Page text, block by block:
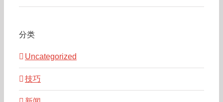
分类
Uncategorized
技巧